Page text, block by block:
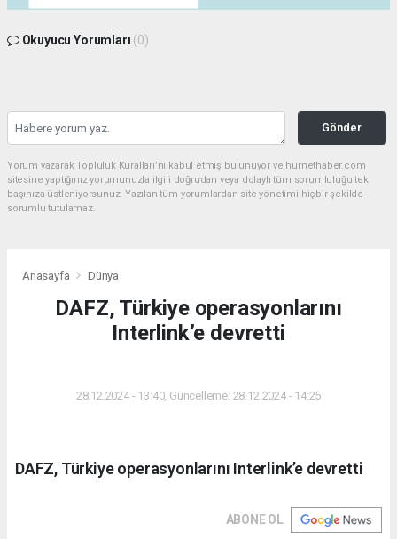
Okuyucu Yorumları (0)
Gönder
Yorum yazarak Topluluk Kuralları’nı kabul etmiş bulunuyor ve hurnethaber.com
sitesine yaptığınız yorumunuzla ilgili doğrudan veya dolaylı tüm sorumluluğu tek
başınıza üstleniyorsunuz. Yazılan tüm yorumlardan site yönetimi hiçbir şekilde
sorumlu tutulamaz.
Anasayfa Dünya
DAFZ, Türkiye operasyonlarını
Interlink’e devretti
28.12.2024 - 13:40, Güncelleme: 28.12.2024 - 14:25
DAFZ, Türkiye operasyonlarını Interlink’e devretti
ABONE OL